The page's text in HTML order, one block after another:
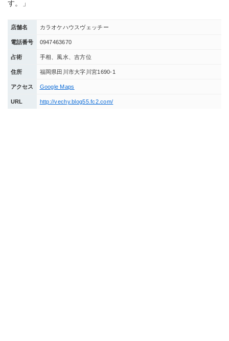
す。」
店舗名 カラオケハウスヴェッチー
電話番号 0947463670
占術 手相、風水、吉方位
住所 福岡県田川市大字川宮1690-1
アクセス Google Maps
URL http://vechy.blog55.fc2.com/